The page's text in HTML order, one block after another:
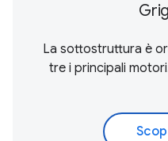
La sottostruttura è
tre i principali